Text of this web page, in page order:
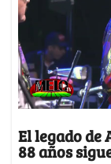
El legado de
88 años